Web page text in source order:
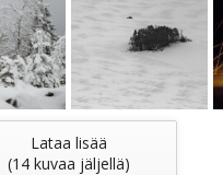
Lataa lisää
(14 kuvaa jäljellä)